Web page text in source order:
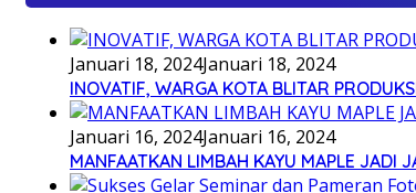
Januari 18, 2024Januari 18, 2024
INOVATIF, WARGA KOTA BLITAR
Januari 16, 2024Januari 16, 2024
MANFAATKAN LIMBAH KAYU MAPLE JADI